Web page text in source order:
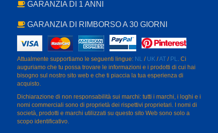
GARANZIA DI 1 ANNI
GARANZIA DI RIMBORSO A 30 GIORNI
Attualmente supportiamo le seguenti lingue: NL / UK /AT / PL. Ci
auguriamo che tu possa trovare le informazioni e i prodotti di cui hai
bisogno sul nostro sito web e che ti piaccia la tua esperienza di
acquisto.
Dichiarazione di non responsabilità sui marchi: tutti i marchi, i loghi e i
nomi commerciali sono di proprietà dei rispettivi proprietari. I nomi di
società, prodotti e marchi utilizzati su questo sito Web sono solo a
scopo identificativo.